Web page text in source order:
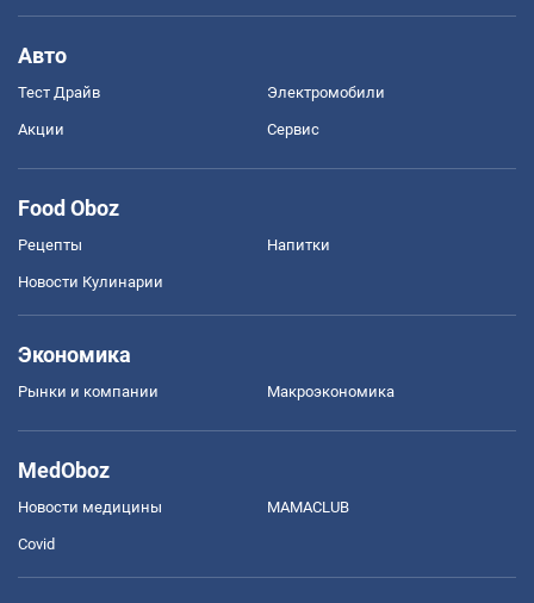
Авто
Тест Драйв Электромобили
Акции Сервис
Food Oboz
Рецепты Напитки
Новости Кулинарии
Экономика
Рынки и компании Mакроэкономика
MedOboz
Новости медицины MAMACLUB
Covid